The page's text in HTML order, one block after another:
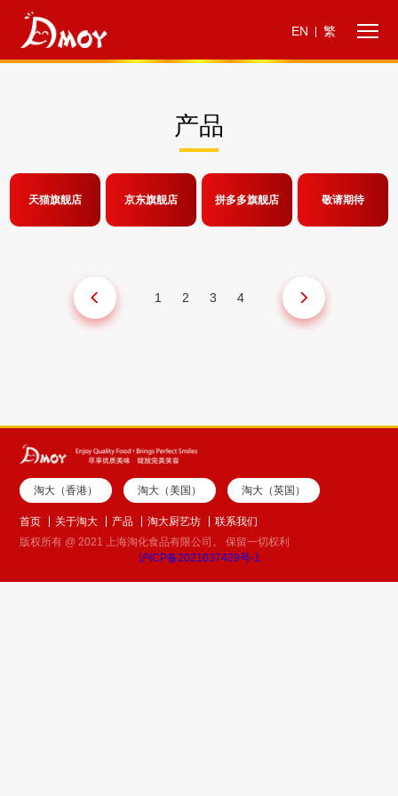
EN 繁
产品
天猫旗舰店 京东旗舰店 拼多多旗舰店 敬请期待
1 2 3 4
淘大（香港） 淘大（美国） 淘大（英国）
首页 关于淘大 产品 淘大厨艺坊
联系我们
版权所有 @ 2021 上海淘化食品有限公司。 保留一切权利
沪ICP备2021037439号-1